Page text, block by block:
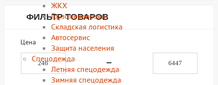
ЖКХ
Грузоперевозки
Складская логистика
Автосервис
Защита населения
Спецодежда
Летняя спецодежда
Зимняя спецодежда
ФИЛЬТР ТОВАРОВ
Цена